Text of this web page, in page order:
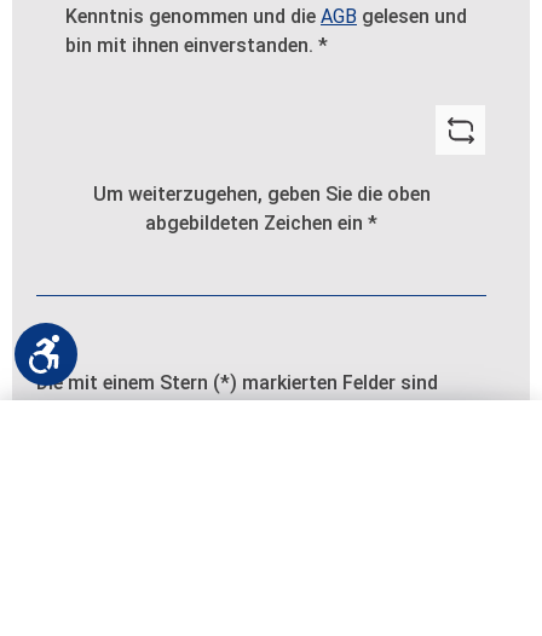
Kenntnis genommen und die AGB gelesen und
bin mit ihnen einverstanden. *
Um weiterzugehen, geben Sie die oben
abgebildeten Zeichen ein *
Die mit einem Stern (*) markierten Felder sind
Werkzeugleiste anzeigen